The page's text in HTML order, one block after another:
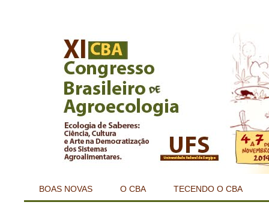
BOAS NOVAS O CBA TECENDO O CBA